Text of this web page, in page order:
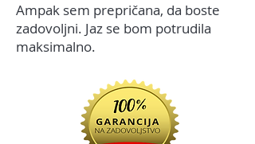
Ampak sem prepričana, da boste
zadovoljni. Jaz se bom potrudila
maksimalno.